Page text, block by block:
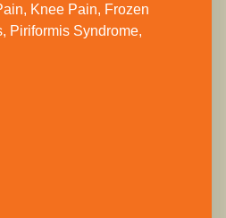
Knee Pain, Frozen
Piriformis Syndrome,